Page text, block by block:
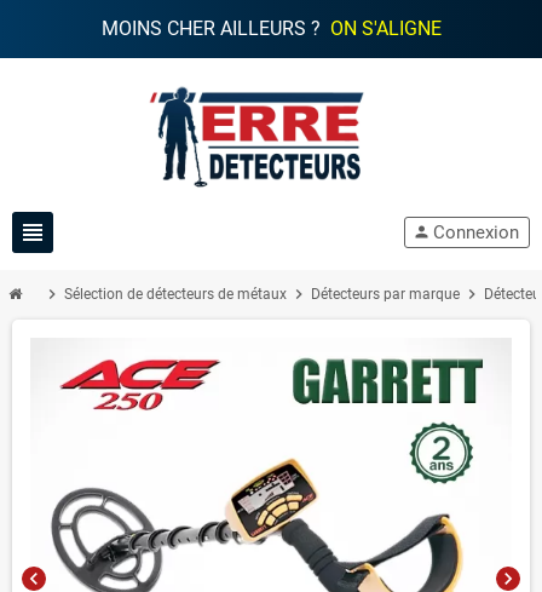
MOINS CHER AILLEURS ? ON S'ALIGNE
view_headline person Connexion
chevron_right Sélection de détecteurs de métaux chevron_right Détecteurs par marque chevron_right
chevron_left chevron_right